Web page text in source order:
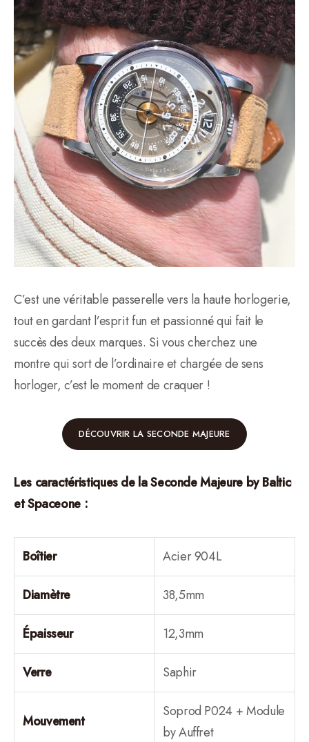
C’est une véritable passerelle vers la haute horlogerie,
tout en gardant l’esprit fun et passionné qui fait le
succès des deux marques. Si vous cherchez une
montre qui sort de l’ordinaire et chargée de sens
horloger, c’est le moment de craquer !
DÉCOUVRIR LA SECONDE MAJEURE
Les caractéristiques de la Seconde Majeure by Baltic
et Spaceone :
Boîtier Acier 904L
Diamètre 38,5mm
Épaisseur 12,3mm
Verre Saphir
Mouvement
Soprod P024 + Module
by Auffret